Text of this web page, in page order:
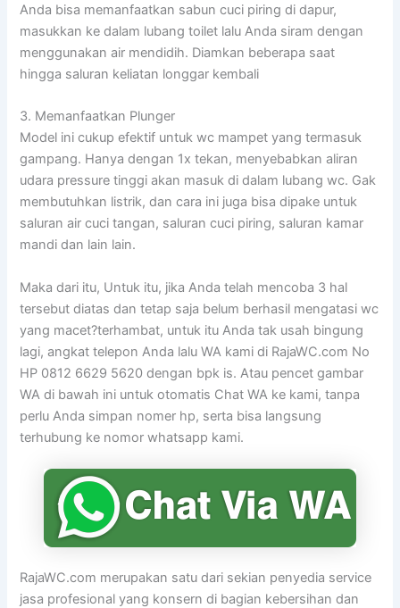
Anda bisa memanfaatkan sabun cuci piring di dapur,
masukkan ke dalam lubang toilet lalu Anda siram dengan
menggunakan air mendidih. Diamkan beberapa saat
hingga saluran keliatan longgar kembali
3. Memanfaatkan Plunger
Model ini cukup efektif untuk wc mampet yang termasuk
gampang. Hanya dengan 1x tekan, menyebabkan aliran
udara pressure tinggi akan masuk di dalam lubang wc. Gak
membutuhkan listrik, dan cara ini juga bisa dipake untuk
saluran air cuci tangan, saluran cuci piring, saluran kamar
mandi dan lain lain.
Maka dari itu, Untuk itu, jika Anda telah mencoba 3 hal
tersebut diatas dan tetap saja belum berhasil mengatasi wc
yang macet?terhambat, untuk itu Anda tak usah bingung
lagi, angkat telepon Anda lalu WA kami di RajaWC.com No
HP 0812 6629 5620 dengan bpk is. Atau pencet gambar
WA di bawah ini untuk otomatis Chat WA ke kami, tanpa
perlu Anda simpan nomer hp, serta bisa langsung
terhubung ke nomor whatsapp kami.
RajaWC.com merupakan satu dari sekian penyedia service
jasa profesional yang konsern di bagian kebersihan dan